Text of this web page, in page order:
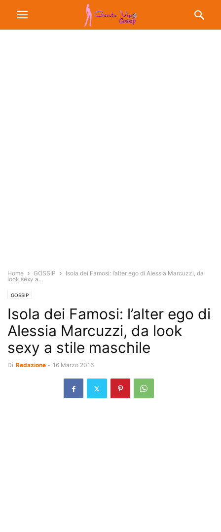
Home GOSSIP
Isola dei Famosi: l’alter ego di Alessia Marcuzzi, da
look sexy a...
GOSSIP
Isola dei Famosi: l’alter ego di
Alessia Marcuzzi, da look
sexy a stile maschile
Di Redazione - 16 Marzo 2016